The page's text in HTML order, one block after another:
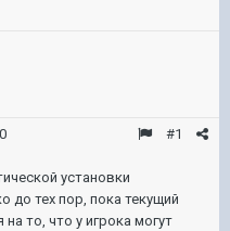
#1
установки
до тех пор, пока текущий
то, что у игрока могут